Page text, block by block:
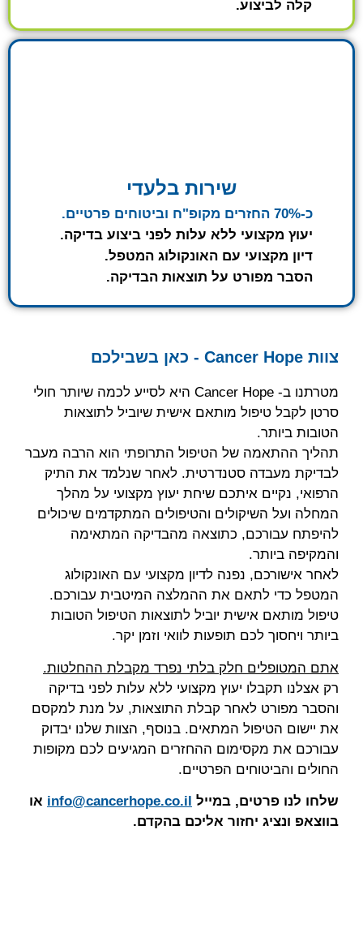
קלה לביצוע.
שירות בלעדי
כ-70% החזרים מקופ"ח וביטוחים פרטיים.
יעוץ מקצועי ללא עלות לפני ביצוע בדיקה.
דיון מקצועי עם האונקולוג המטפל.
הסבר מפורט על תוצאות הבדיקה.
צוות Cancer Hope - כאן בשבילכם
מטרתנו ב- Cancer Hope היא לסייע לכמה שיותר חולי
סרטן לקבל טיפול מותאם אישית שיוביל לתוצאות
הטובות ביותר.
תהליך ההתאמה של הטיפול התרופתי הוא הרבה מעבר
לבדיקת מעבדה סטנדרטית. לאחר שנלמד את התיק
הרפואי, נקיים איתכם שיחת יעוץ מקצועי על מהלך
המחלה ועל השיקולים והטיפולים המתקדמים שיכולים
להיפתח עבורכם, כתוצאה מהבדיקה המתאימה
והמקיפה ביותר.
לאחר אישורכם, נפנה לדיון מקצועי עם האונקולוג
המטפל כדי לתאם את ההמלצה המיטבית עבורכם.
טיפול מותאם אישית יוביל לתוצאות הטיפול הטובות
ביותר ויחסוך לכם תופעות לוואי וזמן יקר.
אתם המטופלים חלק בלתי נפרד מקבלת ההחלטות.
רק אצלנו תקבלו יעוץ מקצועי ללא עלות לפני בדיקה
והסבר מפורט לאחר קבלת התוצאות, על מנת למקסם
את יישום הטיפול המתאים. בנוסף, הצוות שלנו יבדוק
עבורכם את מקסימום ההחזרים המגיעים לכם מקופות
החולים והביטוחים הפרטיים.
שלחו לנו פרטים, במייל info@cancerhope.co.ilאו
בווצאפ ונציג יחזור אליכם בהקדם.